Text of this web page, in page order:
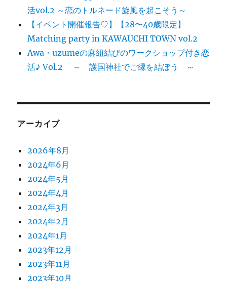
活vol.2 ～恋のトルネード旋風を起こそう～
【イベント開催報告♡】【28〜40歳限定】
Matching party in KAWAUCHI TOWN vol.2
Awa・uzumeの麻紐結びのワークショップ付き恋
活♪ Vol.2 ～ 護国神社でご縁を結ぼう ～
アーカイブ
2026年8月
2024年6月
2024年5月
2024年4月
2024年3月
2024年2月
2024年1月
2023年12月
2023年11月
2023年10月